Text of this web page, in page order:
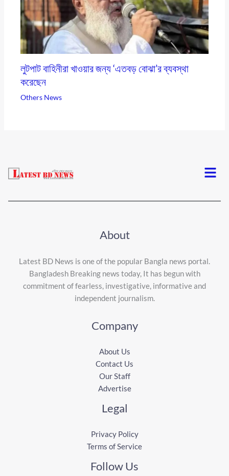
লুটপাট বাহিনীরা খাওয়ার জন্য ‘এতবড় বোঝা’র ব্যবস্থা
করেছেন
Others News
Menu
About
Latest BD News is one of the popular Bangla news portal.
Bangladesh Breaking news today, It has begun with
commitment of fearless, investigative, informative and
independent journalism.
Company
About Us
Contact Us
Our Staff
Advertise
Legal
Privacy Policy
Terms of Service
Follow Us